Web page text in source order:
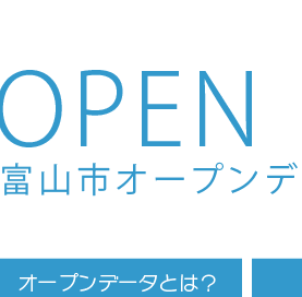
Skip to main content